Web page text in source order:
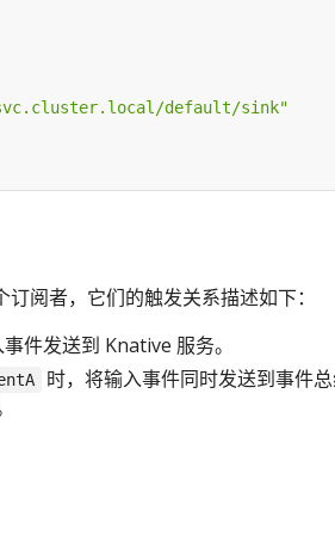
default/sink"
阅者，它们的触发关系描述如下：
件发送到 Knative 服务。
时，将输入事件同时发送到事件